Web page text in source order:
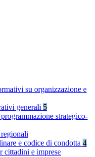
su organizzazione e
generali 5
strategico-
e codice di condotta 4
cittadini e imprese